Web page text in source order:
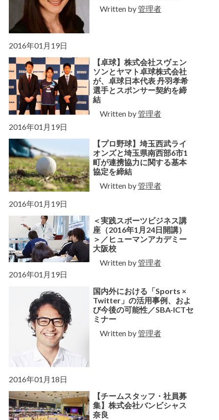
Written by管理者
2016年01月19日
【卓球】株式会社スヴェン
ソンとヤマト卓球株式会社
が、卓球日本代表 丹羽孝希
選手とスポンサー契約を締
結
Written by管理者
2016年01月19日
【プロ野球】埼玉西武ライ
オンズと埼玉県南西部6市1
町が連携協力に関する基本
協定を締結
Written by管理者
2016年01月19日
＜実践スポーツビジネス講
座（2016年1月24日開講）
＞／ヒューマンアカデミー
大阪校
Written by管理者
2016年01月19日
国内外における「Sports ×
Twitter」の活用事例、およ
び今後の可能性／SBA-ICTセ
ミナー
Written by管理者
2016年01月18日
【チームスタッフ・社員募
集】株式会社バンビシャス
奈良